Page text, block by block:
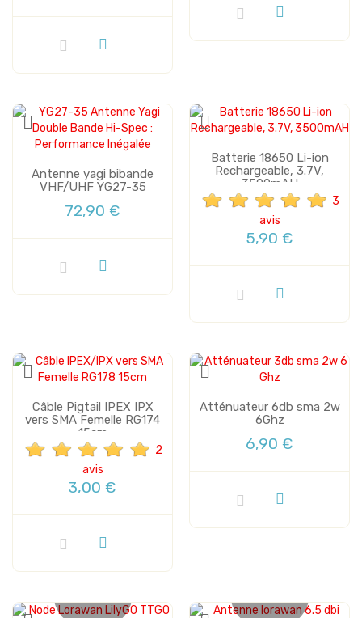
Antenne yagi bibande
VHF/UHF YG27-35
72,90 €
Batterie 18650 Li-ion
Rechargeable, 3.7V,
3500mAH
3
avis
5,90 €
Câble Pigtail IPEX IPX
vers SMA Femelle RG174
15cm
2
avis
3,00 €
Atténuateur 6db sma 2w
6Ghz
6,90 €